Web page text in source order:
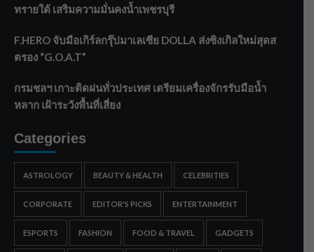
ทรายใต้ เสริมความมั่นคงน้ำเพชรบุรี
F.HERO จับมือเกิร์ลกรุ๊ปมาเลเซีย DOLLA ส่งซิงเกิลใหม่สุดส
ตรอง “G.O.A.T”
กรมชลฯ เกาะติดฝนทั่วประเทศ เตรียมเครื่องจักรรับมือน้ำ
หลาก เฝ้าระวังพื้นที่เสี่ยง
Categories
ASTROLOGY BEAUTY & HEALTH CELEBRITIES
CORPORATE EDITOR'S PICKS ENTERTAINMENT
ESPORTS FASHION FOOD & TRAVEL GADGETS